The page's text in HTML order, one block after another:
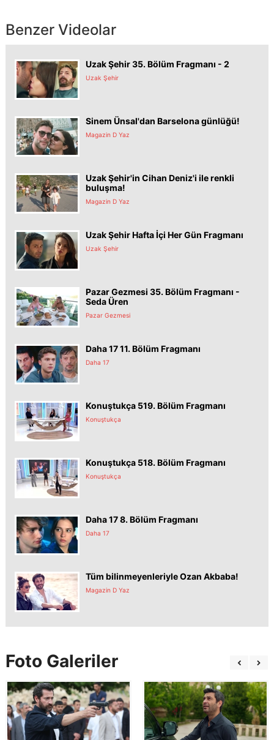
Benzer Videolar
Uzak Şehir 35. Bölüm Fragmanı - 2
Uzak Şehir
Sinem Ünsal'dan Barselona günlüğü!
Magazin D Yaz
Uzak Şehir'in Cihan Deniz'i ile renkli
buluşma!
Magazin D Yaz
Uzak Şehir Hafta İçi Her Gün Fragmanı
Uzak Şehir
Pazar Gezmesi 35. Bölüm Fragmanı -
Seda Üren
Pazar Gezmesi
Daha 17 11. Bölüm Fragmanı
Daha 17
Konuştukça 519. Bölüm Fragmanı
Konuştukça
Konuştukça 518. Bölüm Fragmanı
Konuştukça
Daha 17 8. Bölüm Fragmanı
Daha 17
Tüm bilinmeyenleriyle Ozan Akbaba!
Magazin D Yaz
Foto Galeriler